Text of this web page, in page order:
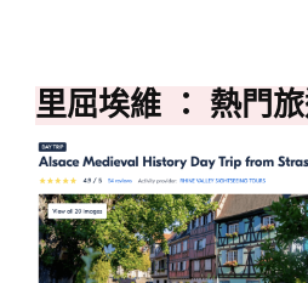
里屈埃維 ： 熱門